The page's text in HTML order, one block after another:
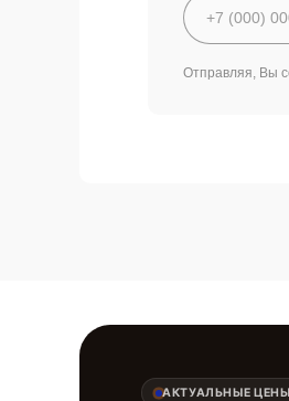
Отправляя, Вы
АКТУАЛЬНЫЕ ЦЕНЫ